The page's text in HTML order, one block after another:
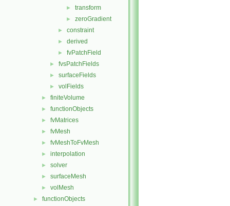
► transform
► zeroGradient
► constraint
► derived
► fvPatchField
► fvsPatchFields
► surfaceFields
► volFields
► finiteVolume
► functionObjects
► fvMatrices
► fvMesh
► fvMeshToFvMesh
► interpolation
► solver
► surfaceMesh
► volMesh
► functionObjects